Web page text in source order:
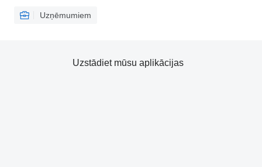
Uzņēmumiem
Uzstādiet mūsu aplikācijas